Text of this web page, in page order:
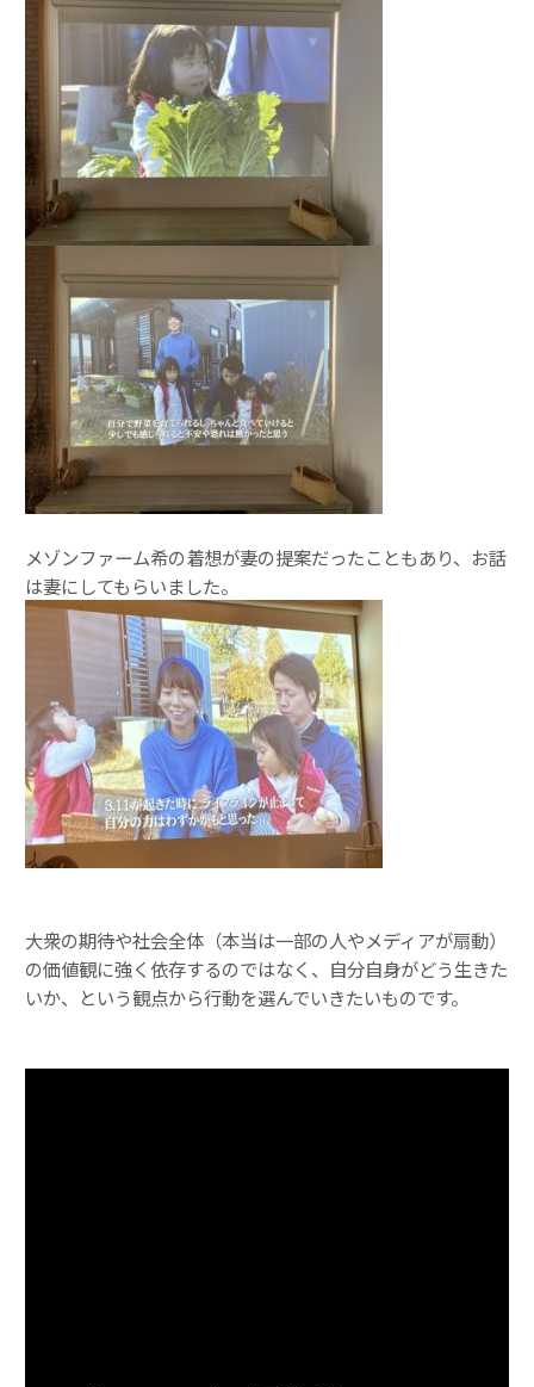
メゾンファーム希の着想が妻の提案だったこともあり、お話
は妻にしてもらいました。
大衆の期待や社会全体（本当は一部の人やメディアが扇動）
の価値観に強く依存するのではなく、自分自身がどう生きた
いか、という観点から行動を選んでいきたいものです。